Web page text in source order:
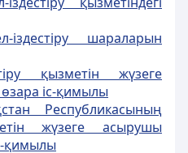
iздестiру шараларын
қызметiн жүзеге
iс-қимылы
Республикасының
жүзеге асырушы
қимылы